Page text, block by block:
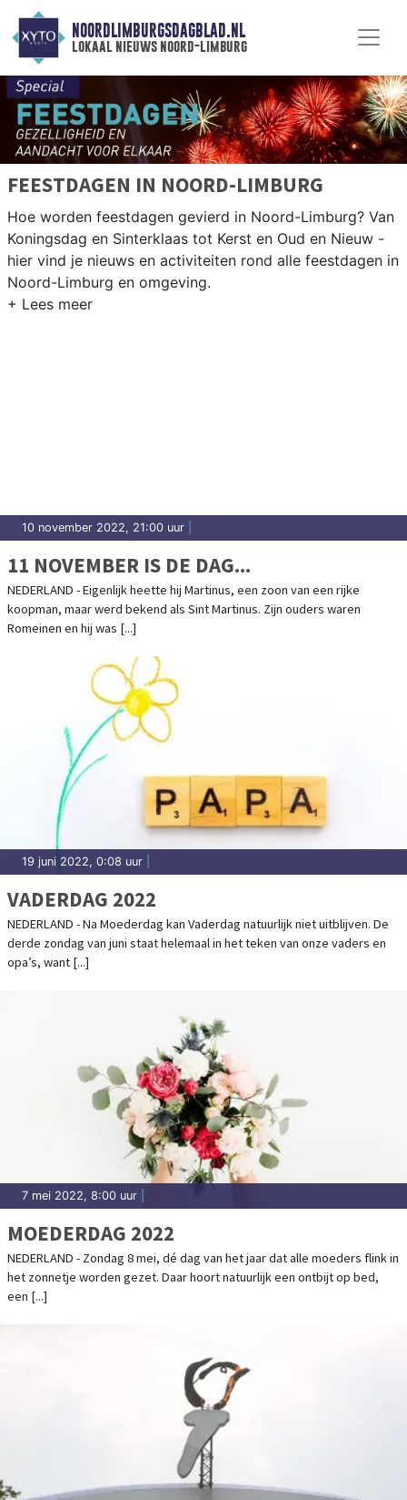
NOORDLIMBURGSDAGBLAD.NL
lokaal nieuws noord-limburg
FEESTDAGEN IN NOORD-LIMBURG
Hoe worden feestdagen gevierd in Noord-Limburg? Van
Koningsdag en Sinterklaas tot Kerst en Oud en Nieuw -
hier vind je nieuws en activiteiten rond alle feestdagen in
Noord-Limburg en omgeving.
10 november 2022, 21:00 uur
11 NOVEMBER IS DE DAG...
NEDERLAND - Eigenlijk heette hij Martinus, een zoon van een rijke
koopman, maar werd bekend als Sint Martinus. Zijn ouders waren
Romeinen en hij was [...]
19 juni 2022, 0:08 uur
VADERDAG 2022
NEDERLAND - Na Moederdag kan Vaderdag natuurlijk niet uitblijven. De
derde zondag van juni staat helemaal in het teken van onze vaders en
opa’s, want [...]
7 mei 2022, 8:00 uur
MOEDERDAG 2022
NEDERLAND - Zondag 8 mei, dé dag van het jaar dat alle moeders flink in
het zonnetje worden gezet. Daar hoort natuurlijk een ontbijt op bed,
een [...]